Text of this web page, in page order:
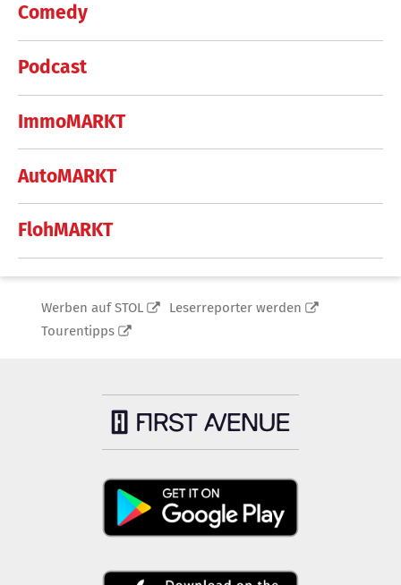
Comedy
Podcast
ImmoMARKT
AutoMARKT
FlohMARKT
Werben auf STOL
Leserreporter werden
Tourentipps